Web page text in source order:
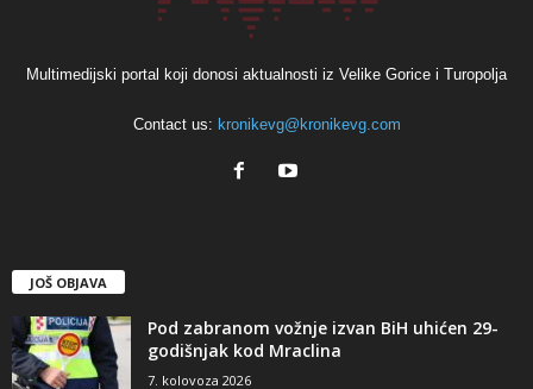
Multimedijski portal koji donosi aktualnosti iz Velike Gorice i Turopolja
Contact us: kronikevg@kronikevg.com
JOŠ OBJAVA
Pod zabranom vožnje izvan BiH uhićen 29-
godišnjak kod Mraclina
7. kolovoza 2026